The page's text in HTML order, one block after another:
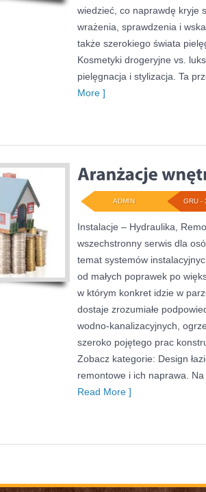
wiedzieć, co naprawdę kryje
wrażenia, sprawdzenia i
także szerokiego świata
Kosmetyki drogeryjne vs.
pielęgnacja i stylizacja. Ta
More ]
GRU -
ADMIN
Instalacje – Hydraulika,
wszechstronny serwis dla
temat systemów
od małych poprawek po
w którym konkret idzie w
dostaje zrozumiałe
wodno-kanalizacyjnych,
szeroko pojętego prac
Zobacz kategorie: Design
remontowe i ich naprawa.
Read More ]